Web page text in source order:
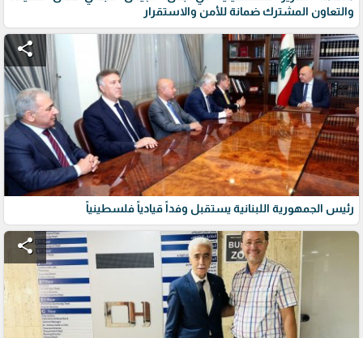
والتعاون المشترك ضمانة للأمن والاستقرار
share
رئيس الجمهورية اللبنانية يستقبل وفداً قيادياً فلسطينياً
share